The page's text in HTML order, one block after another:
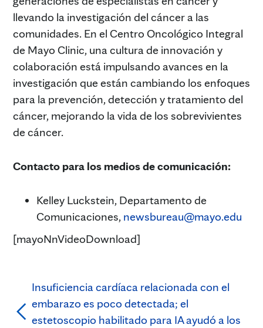
llevando la investigación del cáncer a las
comunidades. En el Centro Oncológico Integral
de Mayo Clinic, una cultura de innovación y
colaboración está impulsando avances en la
investigación que están cambiando los enfoques
para la prevención, detección y tratamiento del
cáncer, mejorando la vida de los sobrevivientes
de cáncer.
Contacto para los medios de comunicación:
Kelley Luckstein, Departamento de
Comunicaciones, newsbureau@mayo.edu
[mayoNnVideoDownload]
Insuficiencia cardíaca relacionada con el
embarazo es poco detectada; el
estetoscopio habilitado para IA ayudó a los